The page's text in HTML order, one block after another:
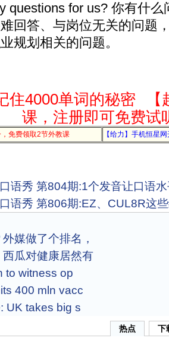
questions for us? 你有什
回答、与岗位无关的问题
规划相关的问题。
住4000单词的秘密
课，注册即可免费试
，免费领取2节外教课 【给力】手机恒星
语秀 第804期:1个发音让口语
语秀 第806期:EZ、CUL8R这
媒做了个排名，
瓜对健康居然有
to witness op
400 mln vacc
UK takes big s
热点 下